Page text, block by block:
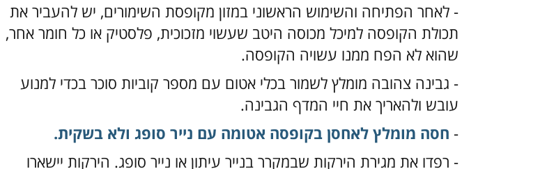
- לאחר הפתיחה והשימוש הראשוני במזון מקופסת השימורים, יש להעביר את
תכולת הקופסה למיכל מכוסה היטב שעשוי מזכוכית, פלסטיק או כל חומר אחר,
שהוא לא הפח ממנו עשויה הקופסה.
- גבינה צהובה מומלץ לשמור בכלי אטום עם מספר קוביות סוכר בכדי למנוע
עובש ולהאריך את חיי המדף הגבינה.
- חסה מומלץ לאחסן בקופסה אטומה עם נייר סופג ולא בשקית.
- רפדו את מגירת הירקות שבמקרר בנייר עיתון או נייר סופג. הירקות יישארו